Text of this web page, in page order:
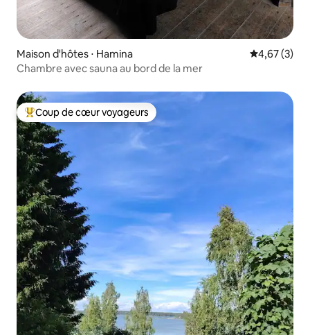
Maison d'hôtes ⋅ Hamina Évaluation
4,67 (3)
Chambre avec sauna au bord de la mer
Coups de cœur voyageurs les plus appréciés
Coup de cœur voyageurs